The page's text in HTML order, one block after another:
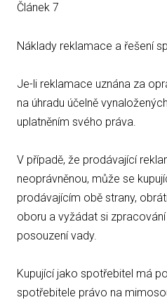
Článek 7
Náklady reklamace a řešení
Je-li reklamace uznána za
na úhradu účelně
uplatněním svého práva.
V případě, že prodávající
neoprávněnou, může se
prodávajícím obě strany,
oboru a vyžádat si
posouzení vady.
Kupující jako spotřebitel má
spotřebitele právo na